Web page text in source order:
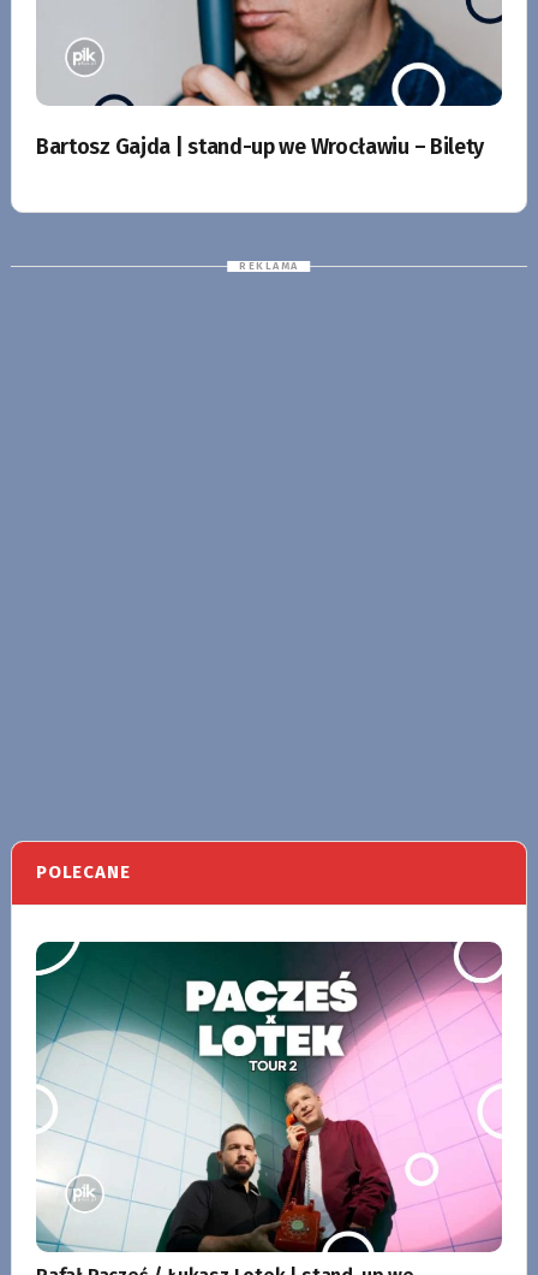
Bartosz Gajda | stand-up we Wrocławiu – Bilety
POLECANE